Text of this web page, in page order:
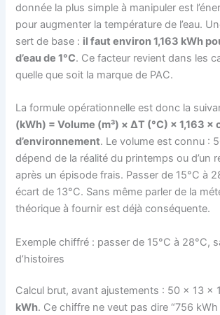
donnée la plus simple à manipuler est
pour augmenter la température de l’eau.
sert de base : il faut environ 1,163 kWh
d’eau de 1°C. Ce facteur revient dans les
quelle que soit la marque de PAC.
La formule opérationnelle est donc la
(kWh) = Volume (m³) × ΔT (°C) × 1,163
d’environnement. Le volume est connu :
dépend de la réalité du printemps ou d’un
après un épisode frais. Passer de 15°C à
écart de 13°C. Sans même parler de la
théorique à fournir est déjà conséquente.
Exemple chiffré : passer de 15°C à 28°C,
d’histoires
Calcul brut, avant ajustements : 50 × 13 ×
kWh. Ce chiffre ne veut pas dire “756